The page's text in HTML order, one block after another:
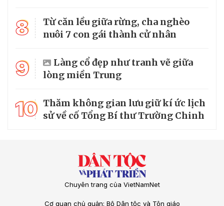
8
Từ căn lều giữa rừng, cha nghèo
nuôi 7 con gái thành cử nhân
9
Làng cổ đẹp như tranh vẽ giữa
lòng miền Trung
10 Thăm không gian lưu giữ kí ức lịch
sử về cố Tổng Bí thư Trường Chinh
Chuyên trang của VietNamNet
Cơ quan chủ quản: Bộ Dân tộc và Tôn giáo